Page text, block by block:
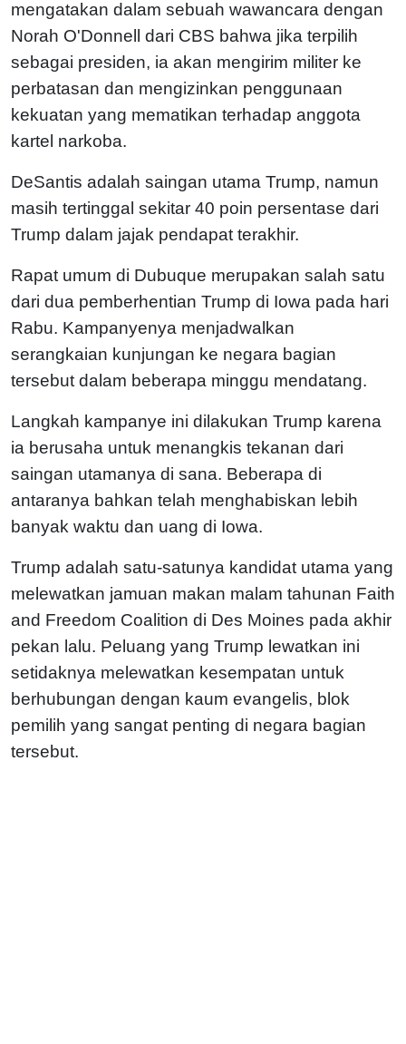
mengatakan dalam sebuah wawancara dengan
Norah O'Donnell dari CBS bahwa jika terpilih
sebagai presiden, ia akan mengirim militer ke
perbatasan dan mengizinkan penggunaan
kekuatan yang mematikan terhadap anggota
kartel narkoba.
DeSantis adalah saingan utama Trump, namun
masih tertinggal sekitar 40 poin persentase dari
Trump dalam jajak pendapat terakhir.
Rapat umum di Dubuque merupakan salah satu
dari dua pemberhentian Trump di Iowa pada hari
Rabu. Kampanyenya menjadwalkan
serangkaian kunjungan ke negara bagian
tersebut dalam beberapa minggu mendatang.
Langkah kampanye ini dilakukan Trump karena
ia berusaha untuk menangkis tekanan dari
saingan utamanya di sana. Beberapa di
antaranya bahkan telah menghabiskan lebih
banyak waktu dan uang di Iowa.
Trump adalah satu-satunya kandidat utama yang
melewatkan jamuan makan malam tahunan Faith
and Freedom Coalition di Des Moines pada akhir
pekan lalu. Peluang yang Trump lewatkan ini
setidaknya melewatkan kesempatan untuk
berhubungan dengan kaum evangelis, blok
pemilih yang sangat penting di negara bagian
tersebut.